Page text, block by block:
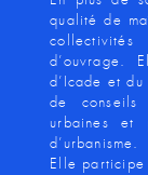
qualité de
d’ouvrage.
d’Icade et
de conseils
urbaines et
d’urbanisme.
Elle participe